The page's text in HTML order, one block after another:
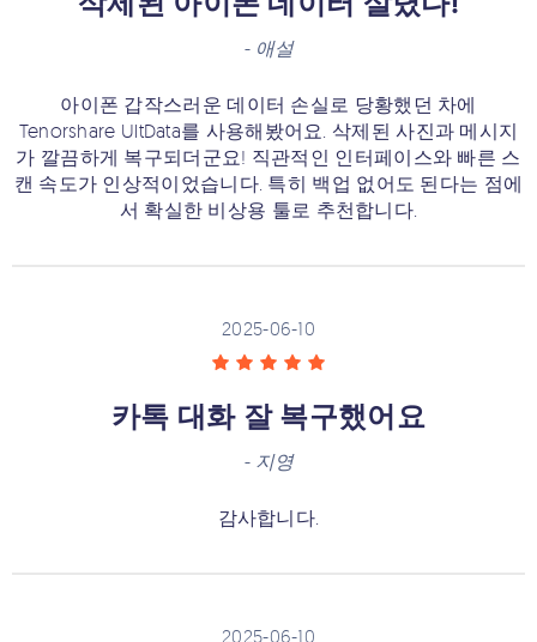
- 애설
아이폰 갑작스러운 데이터 손실로 당황했던 차에
Tenorshare UltData를 사용해봤어요. 삭제된 사진과 메시지
가 깔끔하게 복구되더군요! 직관적인 인터페이스와 빠른 스
캔 속도가 인상적이었습니다. 특히 백업 없어도 된다는 점에
서 확실한 비상용 툴로 추천합니다.
2025-06-10
카톡 대화 잘 복구했어요
- 지영
감사합니다.
2025-06-10